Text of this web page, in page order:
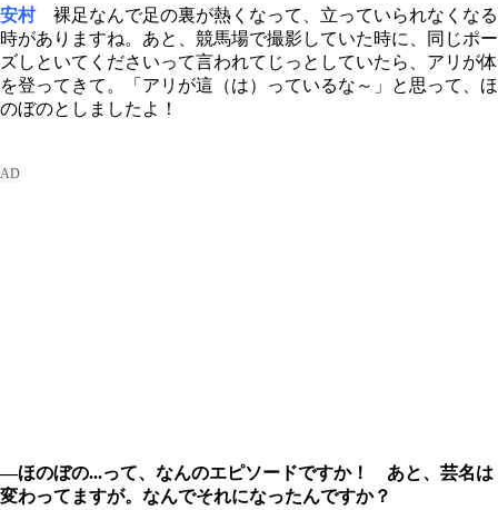
安村裸足なんで足の裏が熱くなって、立っていられなくなる
時がありますね。あと、競馬場で撮影していた時に、同じポー
ズしといてくださいって言われてじっとしていたら、アリが体
を登ってきて。「アリが這（は）っているな～」と思って、ほ
のぼのとしましたよ！
―ほのぼの...って、なんのエピソードですか！ あと、芸名は
変わってますが。なんでそれになったんですか？